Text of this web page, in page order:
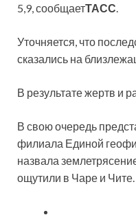
5,9, сообщаетТАСС.
Уточняется, что
сказались на
В результате жертв и
В свою очередь
филиала Единой
назвала
ощутили в Чаре и Чите.